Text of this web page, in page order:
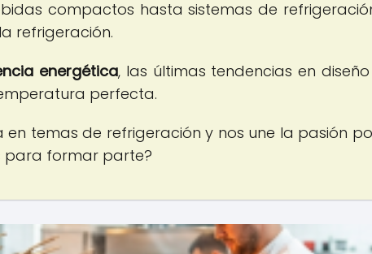
compactos hasta sistemas de
refrigeración.
energética, las últimas tendencias en
perfecta.
temas de refrigeración y nos une la pasión
para formar parte?